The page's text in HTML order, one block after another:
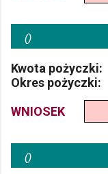
()
Kwota pożyczki:
Okres pożyczki:
WNIOSEK
()